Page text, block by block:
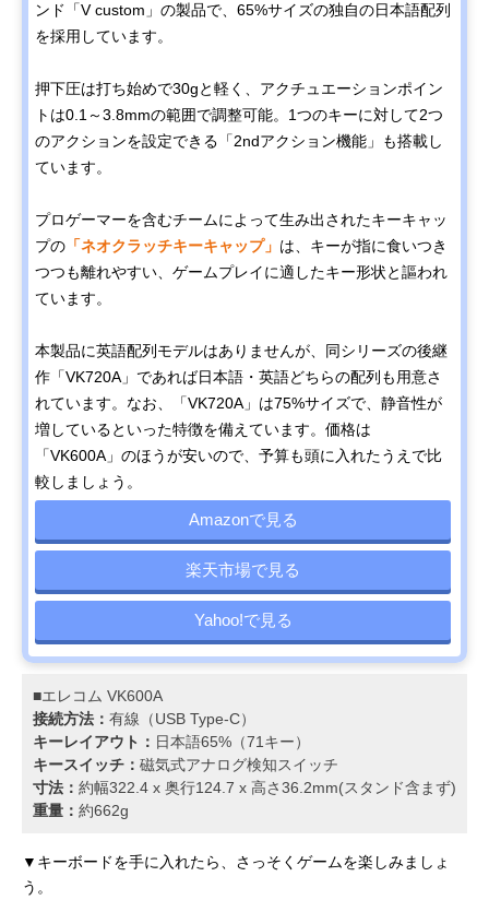
ンド「V custom」の製品で、65%サイズの独自の日本語配列
を採用しています。
押下圧は打ち始めで30gと軽く、アクチュエーションポイン
トは0.1～3.8mmの範囲で調整可能。1つのキーに対して2つ
のアクションを設定できる「2ndアクション機能」も搭載し
ています。
プロゲーマーを含むチームによって生み出されたキーキャッ
プの 「ネオクラッチキーキャップ」 は、キーが指に食いつき
つつも離れやすい、ゲームプレイに適したキー形状と謳われ
ています。
本製品に英語配列モデルはありませんが、同シリーズの後継
作「VK720A」であれば日本語・英語どちらの配列も用意さ
れています。なお、「VK720A」は75%サイズで、静音性が
増しているといった特徴を備えています。価格は
「VK600A」のほうが安いので、予算も頭に入れたうえで比
較しましょう。
Amazonで見る
楽天市場で見る
Yahoo!で見る
■エレコム VK600A
接続方法： 有線（USB Type-C）
キーレイアウト： 日本語65%（71キー）
キースイッチ： 磁気式アナログ検知スイッチ
寸法： 約幅322.4 x 奥行124.7 x 高さ36.2mm(スタンド含まず)
重量： 約662g
▼キーボードを手に入れたら、さっそくゲームを楽しみましょ
う。